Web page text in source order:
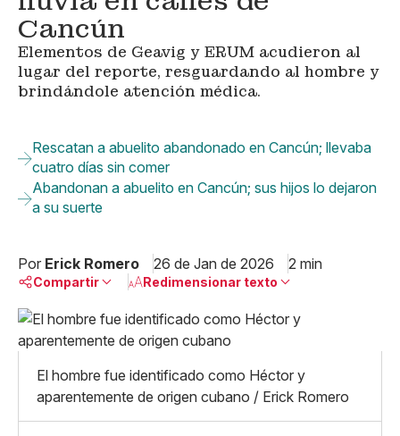
Cancún
Elementos de Geavig y ERUM acudieron al
lugar del reporte, resguardando al hombre y
brindándole atención médica.
Rescatan a abuelito abandonado en Cancún; llevaba
cuatro días sin comer
Abandonan a abuelito en Cancún; sus hijos lo dejaron
a su suerte
Por Erick Romero 26 de Jan de 2026 2 min
Compartir
Linkedin
X
Copiar enlace
Redimensionar texto
Pequeño
Mediano
Grande
El hombre fue identificado como Héctor y
aparentemente de origen cubano / Erick Romero